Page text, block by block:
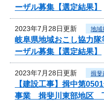
ーザル募集【選定結果】
2023年7月28日更新 地域
岐阜県地域おこし協力
ーザル募集【選定結果】
2023年7月28日更新 揖斐
【建設工事】揖中第
事業 揖斐川東部地区